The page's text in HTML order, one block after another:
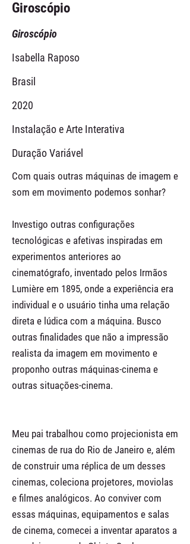
Giroscópio
Giroscópio
Isabella Raposo
Brasil
2020
Instalação e Arte Interativa
Duração Variável
Com quais outras máquinas de imagem e
som em movimento podemos sonhar?
Investigo outras configurações
tecnológicas e afetivas inspiradas em
experimentos anteriores ao
cinematógrafo, inventado pelos Irmãos
Lumière em 1895, onde a experiência era
individual e o usuário tinha uma relação
direta e lúdica com a máquina. Busco
outras finalidades que não a impressão
realista da imagem em movimento e
proponho outras máquinas-cinema e
outras situações-cinema.
Meu pai trabalhou como projecionista em
cinemas de rua do Rio de Janeiro e, além
de construir uma réplica de um desses
cinemas, coleciona projetores, moviolas
e filmes analógicos. Ao conviver com
essas máquinas, equipamentos e salas
de cinema, comecei a inventar aparatos a